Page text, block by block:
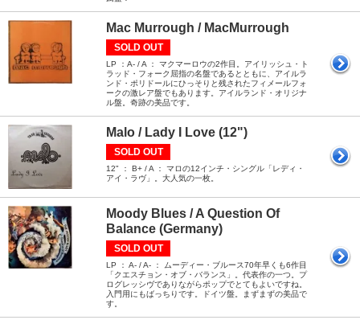
Mac Murrough / MacMurrough
SOLD OUT
LP ：A- / A ： マクマーロウの2作目。アイリッシュ・ト
ラッド・フォーク屈指の名盤であるとともに、アイルラ
ンド・ポリドールにひっそりと残されたフィメールフォ
ークの激レア盤でもあります。アイルランド・オリジナ
ル盤。奇跡の美品です。
Malo / Lady I Love (12")
SOLD OUT
12" ： B+ / A ： マロの12インチ・シングル「レディ・
アイ・ラヴ」。大人気の一枚。
Moody Blues / A Question Of
Balance (Germany)
SOLD OUT
LP ： A- / A- ： ムーディー・ブルース70年早くも6作目
「クエスチョン・オブ・バランス」。代表作の一つ。プ
ログレッシヴでありながらポップでとてもよいですね。
入門用にもばっちりです。ドイツ盤。まずまずの美品で
す。